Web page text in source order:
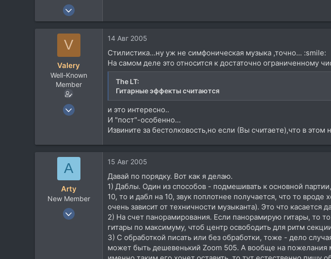
22 Июл 2005
lt.internets.ru
V
Valery
Well-Known
Member
2 Окт 2004
113
14 Авг 2005
Стилистика...ну уж не симфоническая музыка ,точно... :smile:
На самом деле это относится к достаточно ограниченному
The LT:
Гитарные эффекты считаются
и это интересно..
И "пост"-особенно...
Извините за бестолковость,но если (Вы считаете),что в
A
Arty
New Member
29 Мар 2005
15 Авг 2005
Давай по порядку. Вот как я делаю.
1) Даблы. Один из способов - подмешивать к основной
10, то и дабл на 10, звук поплотнее получается, что то
очень зависит от техничности музыканта). Это что касается
2) На счет панорамирования. Если панорамирую гитары, то
гитары по максимуму, чтоб центр освободить для ритм
3) С обработкой писать или без обработки, тоже - дело
может быть дешевенький Zoom 505. А вообще на пожелания